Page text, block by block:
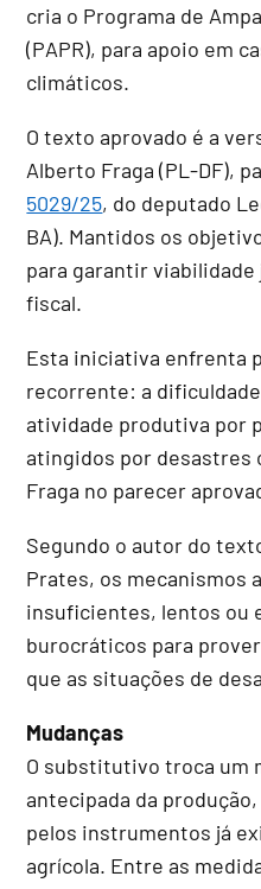
cria o Programa de
(PAPR), para apoio em
climáticos.
O texto aprovado é a
Alberto Fraga (PL-DF),
5029/25, do deputado
BA). Mantidos os
para garantir
fiscal.
Esta iniciativa enfrenta
recorrente: a
atividade produtiva por
atingidos por desastres
Fraga no parecer
Segundo o autor do
Prates, os mecanismos
insuficientes, lentos ou
burocráticos para
que as situações de
Mudanças
O substitutivo troca um
antecipada da
pelos instrumentos já
agrícola. Entre as